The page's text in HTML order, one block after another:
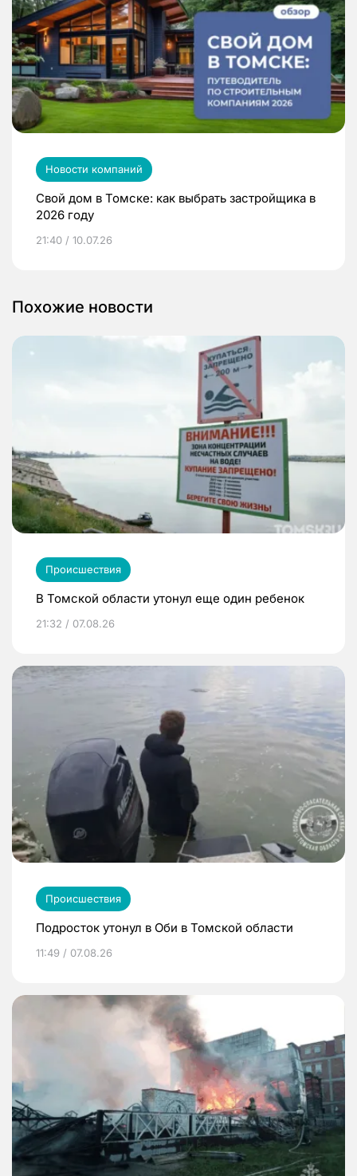
Новости компаний
Свой дом в Томске: как выбрать застройщика в
2026 году
21:40 / 10.07.26
Похожие новости
Происшествия
В Томской области утонул еще один ребенок
21:32 / 07.08.26
Происшествия
Подросток утонул в Оби в Томской области
11:49 / 07.08.26